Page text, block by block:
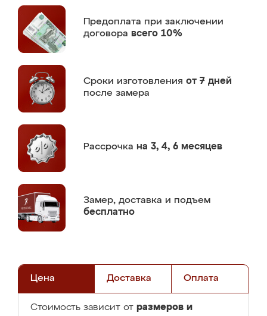
Предоплата при заключении
договора всего 10%
Сроки изготовления от 7 дней
после замера
Рассрочка на 3, 4, 6 месяцев
Замер, доставка и подъем
бесплатно
Цена Доставка Оплата
Стоимость зависит от размеров и